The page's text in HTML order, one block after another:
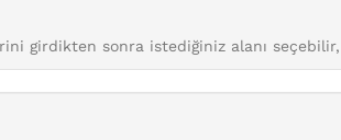
girdikten sonra istediğiniz alanı